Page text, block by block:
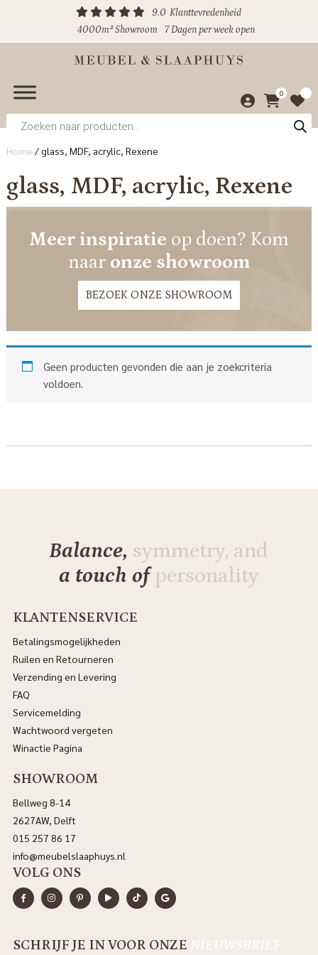
9.0 Klanttevredenheid
4000m² Showroom
7 Dagen per week open
0
Producten
zoeken
Home /glass, MDF, acrylic, Rexene
glass, MDF, acrylic, Rexene
Meer inspiratie op doen? Kom
naar onze showroom
BEZOEK ONZE SHOWROOM
Geen producten gevonden die aan je zoekcriteria
voldoen.
Balance, symmetry, and
a touch ofpersonality
KLANTENSERVICE
Betalingsmogelijkheden
Ruilen en Retourneren
Verzending en Levering
FAQ
Servicemelding
Wachtwoord vergeten
Winactie Pagina
SHOWROOM
Bellweg 8-14
2627AW, Delft
015 257 86 17
info@meubelslaaphuys.nl
VOLG ONS
SCHRIJF JE IN VOOR ONZE NIEUWSBRIEF